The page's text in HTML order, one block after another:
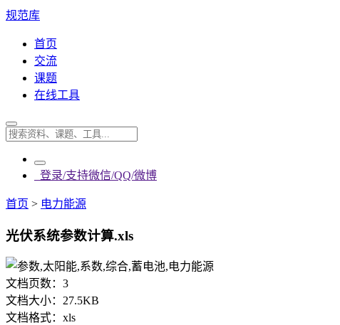
规范库
首页
交流
课题
在线工具
登录/支持微信/QQ/微博
首页 > 电力能源
光伏系统参数计算.xls
文档页数： 3
文档大小： 27.5KB
文档格式： xls